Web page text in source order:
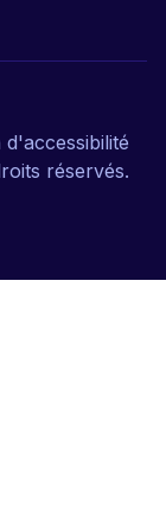
réservés.